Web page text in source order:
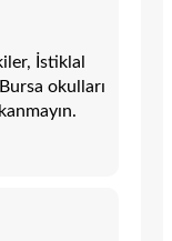
İstiklal
okulları